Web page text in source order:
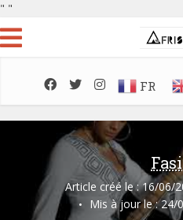
" "
FR
Article créé le : 16/06/
Mis à jour le : 24/